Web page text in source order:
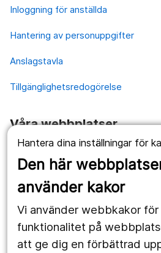
Hantera dina inställningar för
Den här
använder kakor
Vi använder webbkakor
funktionalitet på
att ge dig en förbättrad
Inloggning för anställda
Hantering av personuppgifter
Anslagstavla
Tillgänglighetsredogörelse
Våra webbplatser
1177.se
Länstrafiken
Utveckling